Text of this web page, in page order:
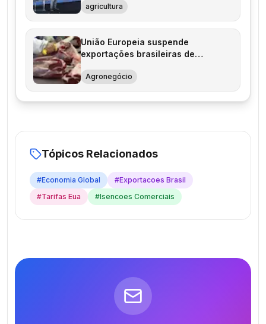
agricultura
União Europeia suspende
exportações brasileiras de
Agronegócio
Tópicos Relacionados
#Economia Global #Exportacoes Brasil
#Tarifas Eua #Isencoes Comerciais